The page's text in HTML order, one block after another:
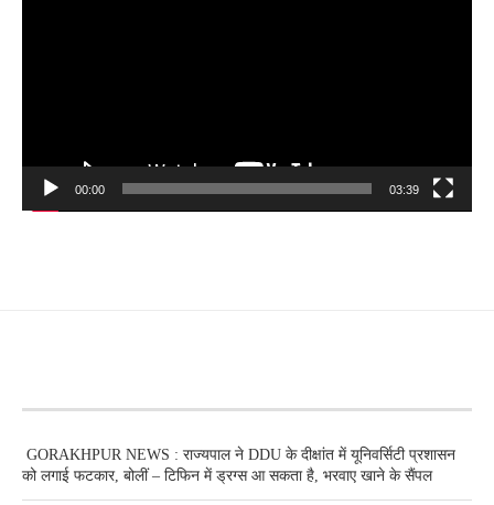
00:00 03:39
GORAKHPUR NEWS : राज्यपाल ने DDU के दीक्षांत में यूनिवर्सिटी प्रशासन
को लगाई फटकार, बोलीं – टिफिन में ड्रग्स आ सकता है, भरवाए खाने के सैंपल